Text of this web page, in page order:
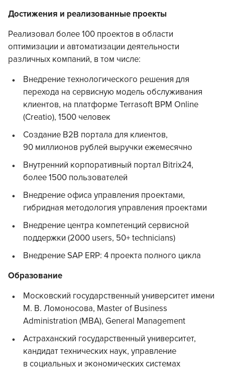
Достижения и реализованные проекты
Реализовал более 100 проектов в области
оптимизации и автоматизации деятельности
различных компаний, в том числе:
Внедрение технологического решения для
перехода на сервисную модель обслуживания
клиентов, на платформе Terrasoft BPM Online
(Creatio), 1500 человек
Создание B2B портала для клиентов,
90 миллионов рублей выручки ежемесячно
Внутренний корпоративный портал Bitrix24,
более 1500 пользователей
Внедрение офиса управления проектами,
гибридная методология управления проектами
Внедрение центра компетенций сервисной
поддержки (2000 users, 50+ technicians)
Внедрение SAP ERP: 4 проекта полного цикла
Образование
Московский государственный университет имени
М. В. Ломоносова, Master of Business
Administration (MBA), General Management
Астраханский государственный университет,
кандидат технических наук, управление
в социальных и экономических системах